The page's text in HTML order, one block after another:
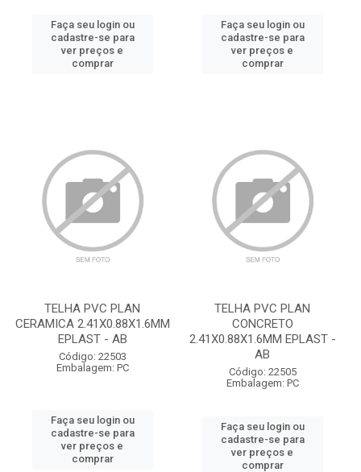
Faça seu login ou
cadastre-se para
ver preços e
comprar
Faça seu login ou
cadastre-se para
ver preços e
comprar
TELHA PVC PLAN
CERAMICA 2.41X0.88X1.6MM
EPLAST - AB
Código: 22503
Embalagem: PC
Faça seu login ou
cadastre-se para
ver preços e
comprar
TELHA PVC PLAN
CONCRETO
2.41X0.88X1.6MM EPLAST -
AB
Código: 22505
Embalagem: PC
Faça seu login ou
cadastre-se para
ver preços e
comprar